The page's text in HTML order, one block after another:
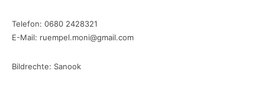
Telefon: 0680 2428321
E-Mail: ruempel.moni@gmail.com
Bildrechte: Sanook